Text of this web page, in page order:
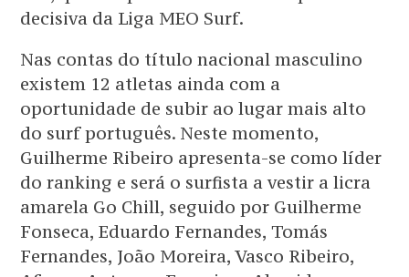
decisiva da Liga MEO Surf.
Nas contas do título nacional masculino
existem 12 atletas ainda com a
oportunidade de subir ao lugar mais alto
do surf português. Neste momento,
Guilherme Ribeiro apresenta-se como líder
do ranking e será o surfista a vestir a licra
amarela Go Chill, seguido por Guilherme
Fonseca, Eduardo Fernandes, Tomás
Fernandes, João Moreira, Vasco Ribeiro,